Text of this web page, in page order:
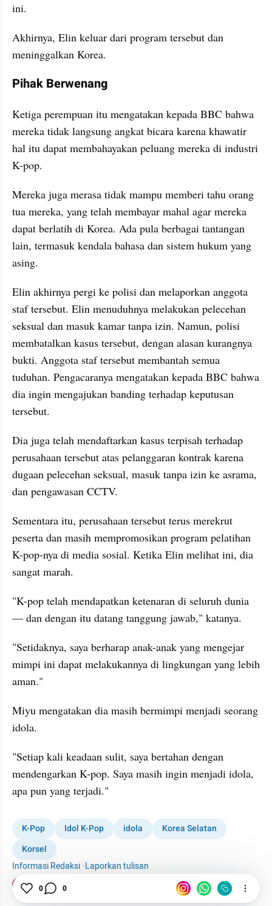
ini.
Akhirnya, Elin keluar dari program tersebut dan
meninggalkan Korea.
Pihak Berwenang
Ketiga perempuan itu mengatakan kepada BBC bahwa
mereka tidak langsung angkat bicara karena khawatir
hal itu dapat membahayakan peluang mereka di industri
K-pop.
Mereka juga merasa tidak mampu memberi tahu orang
tua mereka, yang telah membayar mahal agar mereka
dapat berlatih di Korea. Ada pula berbagai tantangan
lain, termasuk kendala bahasa dan sistem hukum yang
asing.
Elin akhirnya pergi ke polisi dan melaporkan anggota
staf tersebut. Elin menuduhnya melakukan pelecehan
seksual dan masuk kamar tanpa izin. Namun, polisi
membatalkan kasus tersebut, dengan alasan kurangnya
bukti. Anggota staf tersebut membantah semua
tuduhan. Pengacaranya mengatakan kepada BBC bahwa
dia ingin mengajukan banding terhadap keputusan
tersebut.
Dia juga telah mendaftarkan kasus terpisah terhadap
perusahaan tersebut atas pelanggaran kontrak karena
dugaan pelecehan seksual, masuk tanpa izin ke asrama,
dan pengawasan CCTV.
Sementara itu, perusahaan tersebut terus merekrut
peserta dan masih mempromosikan program pelatihan
K-pop-nya di media sosial. Ketika Elin melihat ini, dia
sangat marah.
"K-pop telah mendapatkan ketenaran di seluruh dunia
— dan dengan itu datang tanggung jawab," katanya.
"Setidaknya, saya berharap anak-anak yang mengejar
mimpi ini dapat melakukannya di lingkungan yang lebih
aman."
Miyu mengatakan dia masih bermimpi menjadi seorang
idola.
"Setiap kali keadaan sulit, saya bertahan dengan
mendengarkan K-pop. Saya masih ingin menjadi idola,
apa pun yang terjadi."
K-Pop Idol K-Pop idola
Korea Selatan
Korsel
Informasi Redaksi ·Laporkan tulisan
Editor Section Tim Editor
0 0